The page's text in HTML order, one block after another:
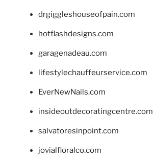
drgiggleshouseofpain.com
hotflashdesigns.com
garagenadeau.com
lifestylechauffeurservice.com
EverNewNails.com
insideoutdecoratingcentre.com
salvatoresinpoint.com
jovialfloralco.com